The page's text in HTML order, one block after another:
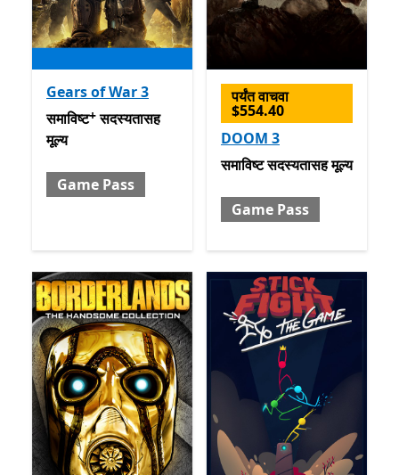
Gears of War 3
समाविष्ट सदस्यतासह मूल्य Game Passअॅप खरेदीमधले ऑफर्स
समाविष्ट+ सदस्यतासह
मूल्य
Game Pass
पर्यंत वाचवा
$554.40
DOOM 3
समाविष्ट सदस्यतासह मूल्य
समाविष्टसदस्यतासह मूल्य
Game Pass